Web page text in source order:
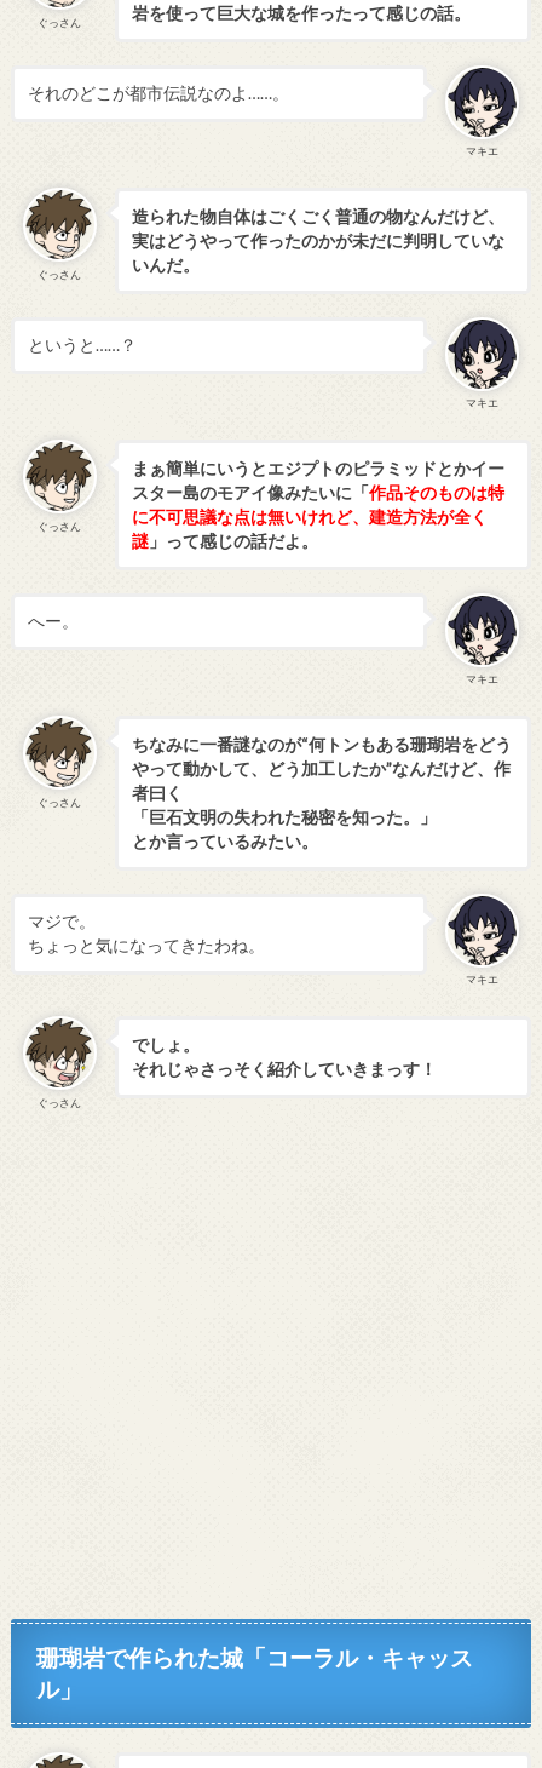
ぐっさん
岩を使って巨大な城を作ったって感じの話。
マキエ
それのどこが都市伝説なのよ……。
ぐっさん
造られた物自体はごくごく普通の物なんだけど、
実はどうやって作ったのかが未だに判明していな
いんだ。
マキエ
というと……？
ぐっさん
まぁ簡単にいうとエジプトのピラミッドとかイー
スター島のモアイ像みたいに「作品そのものは特
に不可思議な点は無いけれど、建造方法が全く
謎」って感じの話だよ。
マキエ
へー。
ぐっさん
ちなみに一番謎なのが“何トンもある珊瑚岩をどう
やって動かして、どう加工したか”なんだけど、作
者曰く
「巨石文明の失われた秘密を知った。」
とか言っているみたい。
マキエ
マジで。
ちょっと気になってきたわね。
ぐっさん
でしょ。
それじゃさっそく紹介していきまっす！
珊瑚岩で作られた城「コーラル・キャッス
ル」